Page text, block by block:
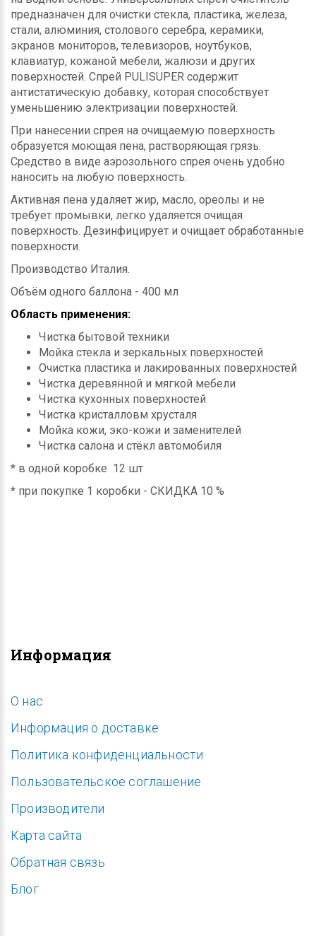
предназначен для очистки стекла, пластика, железа,
стали, алюминия, столового серебра, керамики,
экранов мониторов, телевизоров, ноутбуков,
клавиатур, кожаной мебели, жалюзи и других
поверхностей. Спрей PULISUPER содержит
антистатическую добавку, которая способствует
уменьшению электризации поверхностей.
При нанесении спрея на очищаемую поверхность
образуется моющая пена, растворяющая грязь.
Средство в виде аэрозольного спрея очень удобно
наносить на любую поверхность.
Активная пена удаляет жир, масло, ореолы и не
требует промывки, легко удаляется очищая
поверхность. Дезинфицирует и очищает обработанные
поверхности.
Производство Италия.
Объём одного баллона - 400 мл
Область применения:
Чистка бытовой техники
Мойка стекла и зеркальных поверхностей
Очистка пластика и лакированных поверхностей
Чистка деревянной и мягкой мебели
Чистка кухонных поверхностей
Чистка кристалловм хрусталя
Мойка кожи, эко-кожи и заменителей
Чистка салона и стёкл автомобиля
* в одной коробке 12 шт
* при покупке 1 коробки - СКИДКА 10 %
Информация
O нас
Информация о доставке
Политика конфиденциальности
Пользовательское соглашение
Производители
Карта сайта
Обратная связь
Блог